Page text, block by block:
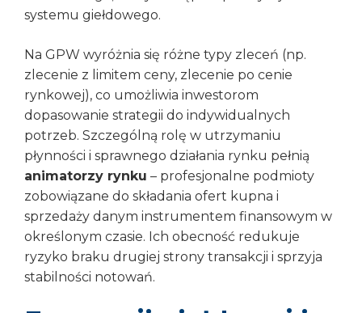
systemu giełdowego.
Na GPW wyróżnia się różne typy zleceń (np.
zlecenie z limitem ceny, zlecenie po cenie
rynkowej), co umożliwia inwestorom
dopasowanie strategii do indywidualnych
potrzeb. Szczególną rolę w utrzymaniu
płynności i sprawnego działania rynku pełnią
animatorzy rynku – profesjonalne podmioty
zobowiązane do składania ofert kupna i
sprzedaży danym instrumentem finansowym w
określonym czasie. Ich obecność redukuje
ryzyko braku drugiej strony transakcji i sprzyja
stabilności notowań.